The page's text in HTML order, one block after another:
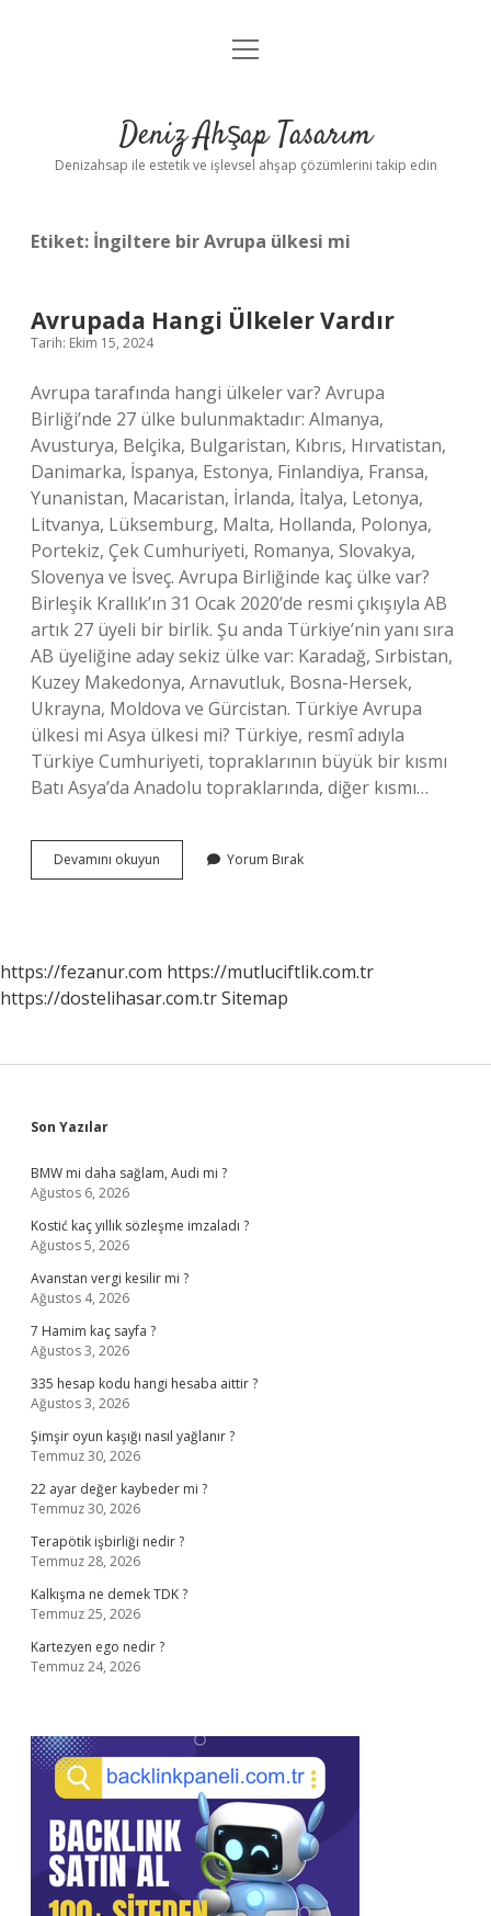
Anasayfa
Yasal Uyarı
menüyü
Deniz Ahşap Tasarım
Denizahsap ile estetik ve işlevsel ahşap çözümlerini takip edin
Etiket: İngiltere bir Avrupa ülkesi mi
Avrupada Hangi Ülkeler Vardır
Tarih: Ekim 15, 2024
Avrupa tarafında hangi ülkeler var? Avrupa
Birliği’nde 27 ülke bulunmaktadır: Almanya,
Avusturya, Belçika, Bulgaristan, Kıbrıs, Hırvatistan,
Danimarka, İspanya, Estonya, Finlandiya, Fransa,
Yunanistan, Macaristan, İrlanda, İtalya, Letonya,
Litvanya, Lüksemburg, Malta, Hollanda, Polonya,
Portekiz, Çek Cumhuriyeti, Romanya, Slovakya,
Slovenya ve İsveç. Avrupa Birliğinde kaç ülke var?
Birleşik Krallık’ın 31 Ocak 2020’de resmi çıkışıyla AB
artık 27 üyeli bir birlik. Şu anda Türkiye’nin yanı sıra
AB üyeliğine aday sekiz ülke var: Karadağ, Sırbistan,
Kuzey Makedonya, Arnavutluk, Bosna-Hersek,
Ukrayna, Moldova ve Gürcistan. Türkiye Avrupa
ülkesi mi Asya ülkesi mi? Türkiye, resmî adıyla
Türkiye Cumhuriyeti, topraklarının büyük bir kısmı
Batı Asya’da Anadolu topraklarında, diğer kısmı…
Devamını okuyun Avrupada
Hangi
Yorum Bırak
https://fezanur.com https://mutluciftlik.com.tr
https://dostelihasar.com.trSitemap
Sidebar
Son Yazılar
BMW mi daha sağlam, Audi mi ?
Ağustos 6, 2026
Kostić kaç yıllık sözleşme imzaladı ?
Ağustos 5, 2026
Avanstan vergi kesilir mi ?
Ağustos 4, 2026
7 Hamim kaç sayfa ?
Ağustos 3, 2026
335 hesap kodu hangi hesaba aittir ?
Ağustos 3, 2026
Şimşir oyun kaşığı nasıl yağlanır ?
Temmuz 30, 2026
22 ayar değer kaybeder mi ?
Temmuz 30, 2026
Terapötik işbirliği nedir ?
Temmuz 28, 2026
Kalkışma ne demek TDK ?
Temmuz 25, 2026
Kartezyen ego nedir ?
Temmuz 24, 2026